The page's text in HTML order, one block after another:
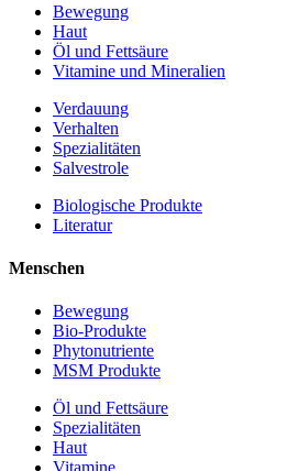
Bewegung
Haut
Öl und Fettsäure
Vitamine und Mineralien
Verdauung
Verhalten
Spezialitäten
Salvestrole
Biologische Produkte
Literatur
Menschen
Bewegung
Bio-Produkte
Phytonutriente
MSM Produkte
Öl und Fettsäure
Spezialitäten
Haut
Vitamine